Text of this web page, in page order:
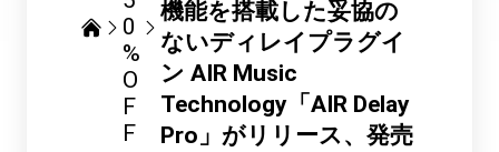
0
%
O
F
F
機能を搭載した妥協の
ないディレイプラグイ
ン AIR Music
Technology「AIR Delay
Pro」がリリース、発売